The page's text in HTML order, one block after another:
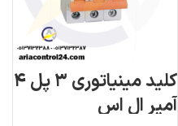
کلید مینیاتوری ۳ پل ۴
آمپر ال اس